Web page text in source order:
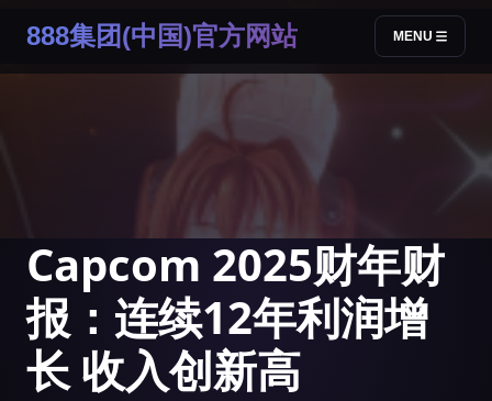
888集团(中国)官方网站 MENU
Capcom 2025财年财
报：连续12年利润增
长 收入创新高